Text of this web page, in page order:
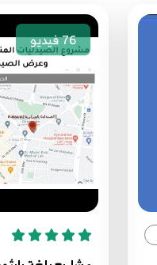
76فيديو